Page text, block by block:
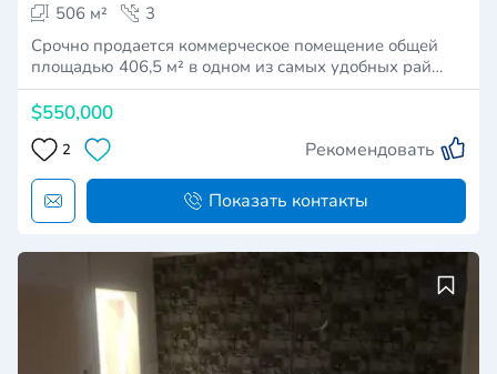
506 м²
3
Срочно продается коммерческое помещение общей
площадью 406,5 м² в одном из самых удобных рай…
$550,000
2 Рекомендовать
Показать контакты